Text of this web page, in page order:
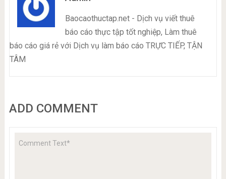
Baocaothuctap.net - Dịch vụ viết thuê
báo cáo thực tập tốt nghiệp, Làm thuê
báo cáo giá rẻ với Dịch vụ làm báo cáo TRỰC TIẾP, TẬN
TÂM
ADD COMMENT